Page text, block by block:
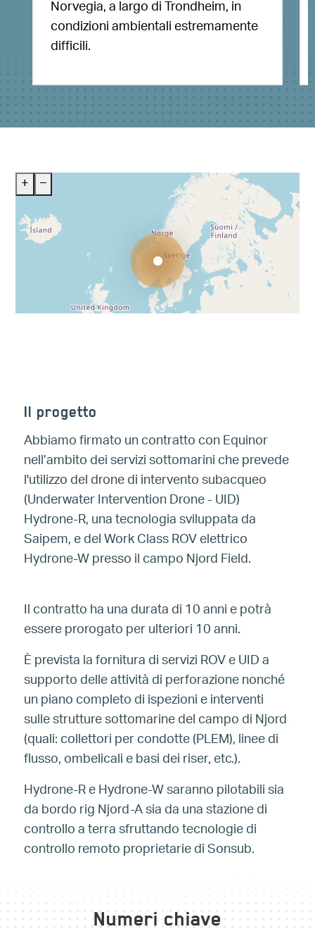
Norvegia, a largo di Trondheim, in
condizioni ambientali estremamente
difficili.
+ –
Il progetto
Abbiamo firmato un contratto con Equinor
nell’ambito dei servizi sottomarini che prevede
l'utilizzo del drone di intervento subacqueo
(Underwater Intervention Drone - UID)
Hydrone-R, una tecnologia sviluppata da
Saipem, e del Work Class ROV elettrico
Hydrone-W presso il campo Njord Field.
Il contratto ha una durata di 10 anni e potrà
essere prorogato per ulteriori 10 anni.
È prevista la fornitura di servizi ROV e UID a
supporto delle attività di perforazione nonché
un piano completo di ispezioni e interventi
sulle strutture sottomarine del campo di Njord
(quali: collettori per condotte (PLEM), linee di
flusso, ombelicali e basi dei riser, etc.).
Hydrone-R e Hydrone-W saranno pilotabili sia
da bordo rig Njord-A sia da una stazione di
controllo a terra sfruttando tecnologie di
controllo remoto proprietarie di Sonsub.
Numeri chiave